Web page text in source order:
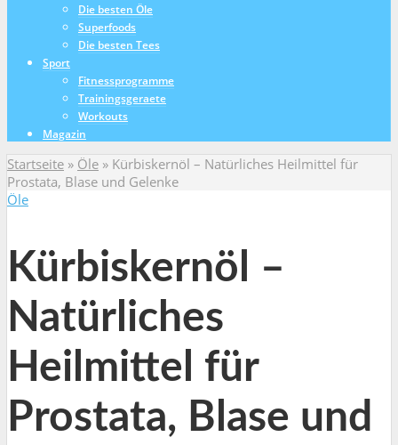
Die besten Öle
Superfoods
Die besten Tees
Sport
Fitnessprogramme
Trainingsgeraete
Workouts
Magazin
Startseite » Öle » Kürbiskernöl – Natürliches Heilmittel für
Prostata, Blase und Gelenke
Öle
Kürbiskernöl –
Natürliches
Heilmittel für
Prostata, Blase und